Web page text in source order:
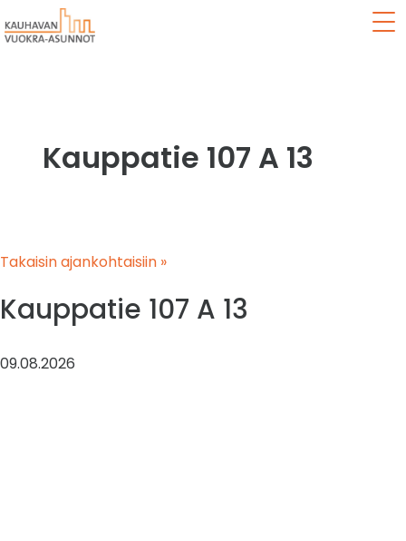
Kauppatie 107 A 13
Takaisin ajankohtaisiin »
Kauppatie 107 A 13
09.08.2026